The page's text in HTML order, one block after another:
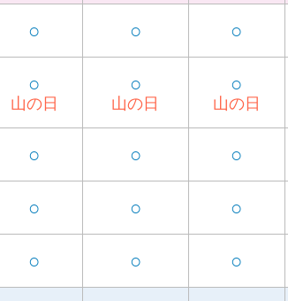
○ ○ ○
○
山の日
○
山の日
○
山の日
○ ○ ○
○ ○ ○
○ ○ ○